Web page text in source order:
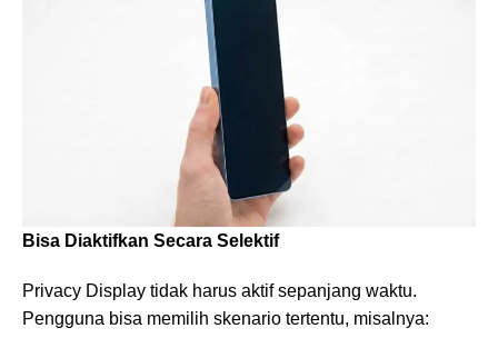
Bisa Diaktifkan Secara Selektif
Privacy Display tidak harus aktif sepanjang waktu.
Pengguna bisa memilih skenario tertentu, misalnya: